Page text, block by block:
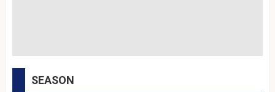
SEASON